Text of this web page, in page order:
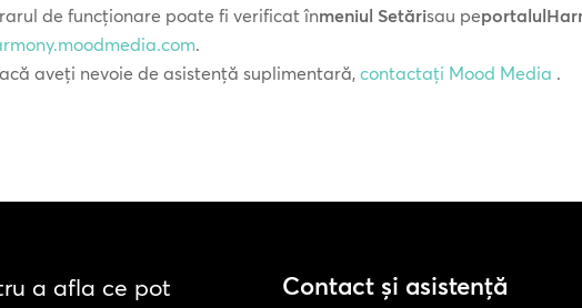
de funcționare poate fi verificat înmeniul Setărisau pe
.
aveți nevoie de asistență suplimentară, contactați Mood Media .
a afla ce pot
Contact și asistență